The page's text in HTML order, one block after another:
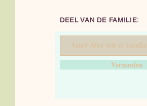
DEEL VAN DE FAMILIE:
Verzenden